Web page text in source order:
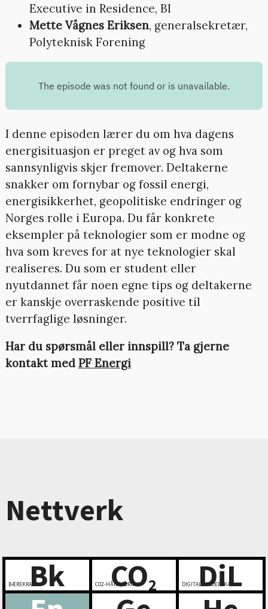
Executive in Residence, BI
Mette Vågnes Eriksen, generalsekretær,
Polyteknisk Forening
I denne episoden lærer du om hva dagens
energisituasjon er preget av og hva som
sannsynligvis skjer fremover. Deltakerne
snakker om fornybar og fossil energi,
energisikkerhet, geopolitiske endringer og
Norges rolle i Europa. Du får konkrete
eksempler på teknologier som er modne og
hva som kreves for at nye teknologier skal
realiseres. Du som er student eller
nyutdannet får noen egne tips og deltakerne
er kanskje overraskende positive til
tverrfaglige løsninger.
Har du spørsmål eller innspill? Ta gjerne
kontakt med PF Energi
Nettverk
Bk
BÆREKRAFT CO2
CO2-HÅNDTERING DiL
DIGITALT LEDERSKAP